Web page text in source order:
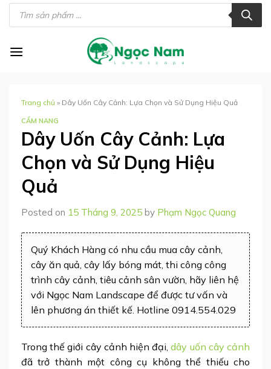
Skip
Tìm
kiếm
phẩm
Trang chủ » Dây Uốn Cây Cảnh: Lựa Chọn và Sử Dụng Hiệu Quả
CẨM NANG
Dây Uốn Cây Cảnh: Lựa
Chọn và Sử Dụng Hiệu
Quả
Posted on 15 Tháng 9, 2025 by Phạm Ngọc Quang
Quý Khách Hàng có nhu cầu mua cây cảnh,
cây ăn quả, cây lấy bóng mát, thi công công
trình cây cảnh, tiêu cảnh sân vườn, hãy liên hệ
với Ngọc Nam Landscape để được tư vấn và
lên phương án thiết kế. Hotline 0914.554.029
Trong thế giới cây cảnh hiện đại,dây uốn cây cảnh
đã trở thành một công cụ không thể thiếu cho